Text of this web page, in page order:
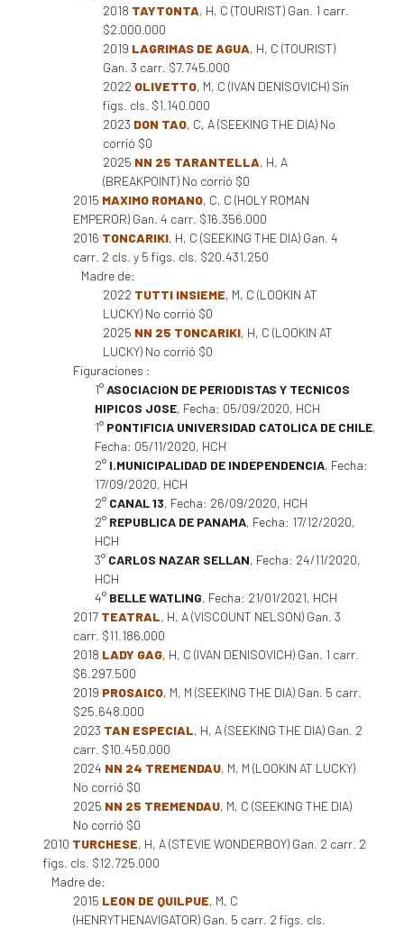
2018 TAYTONTA, H, C (TOURIST) Gan. 1 carr.
$2.000.000
2019 LAGRIMAS DE AGUA, H, C (TOURIST)
Gan. 3 carr. $7.745.000
2022 OLIVETTO, M, C (IVAN DENISOVICH) Sin
figs. cls. $1.140.000
2023 DON TAO, C, A (SEEKING THE DIA) No
corrió $0
2025 NN 25 TARANTELLA, H, A
(BREAKPOINT) No corrió $0
2015 MAXIMO ROMANO, C, C (HOLY ROMAN
EMPEROR) Gan. 4 carr. $16.356.000
2016 TONCARIKI, H, C (SEEKING THE DIA) Gan. 4
carr. 2 cls. y 5 figs. cls. $20.431.250
Madre de:
2022 TUTTI INSIEME, M, C (LOOKIN AT
LUCKY) No corrió $0
2025 NN 25 TONCARIKI, H, C (LOOKIN AT
LUCKY) No corrió $0
Figuraciones :
1°ASOCIACION DE PERIODISTAS Y TECNICOS
HIPICOS JOSE, Fecha: 05/09/2020, HCH
1° PONTIFICIA UNIVERSIDAD CATOLICA DE CHILE,
Fecha: 05/11/2020, HCH
2° I.MUNICIPALIDAD DE INDEPENDENCIA, Fecha:
17/09/2020, HCH
2° CANAL 13, Fecha: 26/09/2020, HCH
2° REPUBLICA DE PANAMA, Fecha: 17/12/2020,
HCH
3° CARLOS NAZAR SELLAN, Fecha: 24/11/2020,
HCH
4° BELLE WATLING, Fecha: 21/01/2021, HCH
2017 TEATRAL, H, A (VISCOUNT NELSON) Gan. 3
carr. $11.186.000
2018 LADY GAG, H, C (IVAN DENISOVICH) Gan. 1 carr.
$6.297.500
2019 PROSAICO, M, M (SEEKING THE DIA) Gan. 5 carr.
$25.648.000
2023 TAN ESPECIAL, H, A (SEEKING THE DIA) Gan. 2
carr. $10.450.000
2024 NN 24 TREMENDAU, M, M (LOOKIN AT LUCKY)
No corrió $0
2025 NN 25 TREMENDAU, M, C (SEEKING THE DIA)
No corrió $0
2010 TURCHESE, H, A (STEVIE WONDERBOY) Gan. 2 carr. 2
figs. cls. $12.725.000
Madre de:
2015 LEON DE QUILPUE, M, C
(HENRYTHENAVIGATOR) Gan. 5 carr. 2 figs. cls.